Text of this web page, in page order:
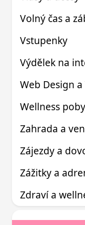
Volný čas a
Vstupenky
Výdělek na
Web Design a
Wellness
Zahrada a
Zájezdy a
Zážitky a
Zdraví a